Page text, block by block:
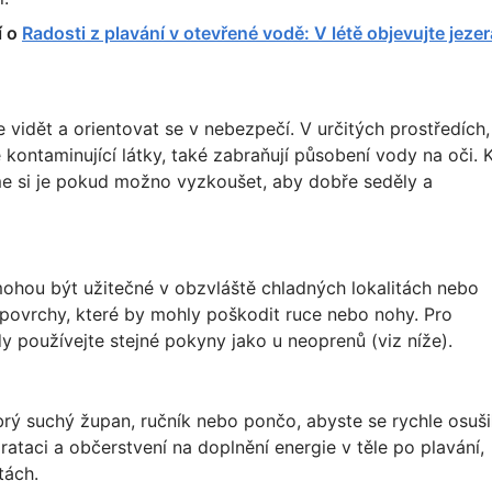
o Radosti z plavání v otevřené vodě: V létě objevujte
vidět a orientovat se v nebezpečí. V určitých prostředích,
látky, také zabraňují působení vody na oči.
si je pokud možno vyzkoušet, aby dobře seděly a
být užitečné v obzvláště chladných lokalitách nebo
které by mohly poškodit ruce nebo nohy. Pro
používejte stejné pokyny jako u neoprenů (viz níže).
suchý župan, ručník nebo pončo, abyste se rychle
a občerstvení na doplnění energie v těle po plavání,